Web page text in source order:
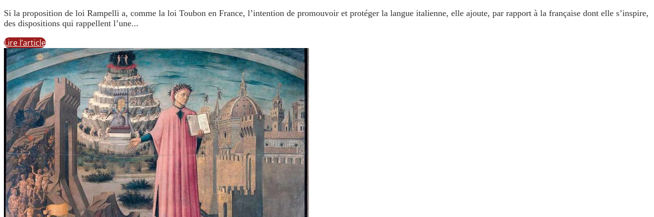
Si la proposition de loi Rampelli a, comme la loi Toubon en France, l’intention de promouvoir et protéger la langue italienne, elle ajoute, par rapport à la française dont elle s’inspire,
des dispositions qui rappellent l’une...
Lire l’article